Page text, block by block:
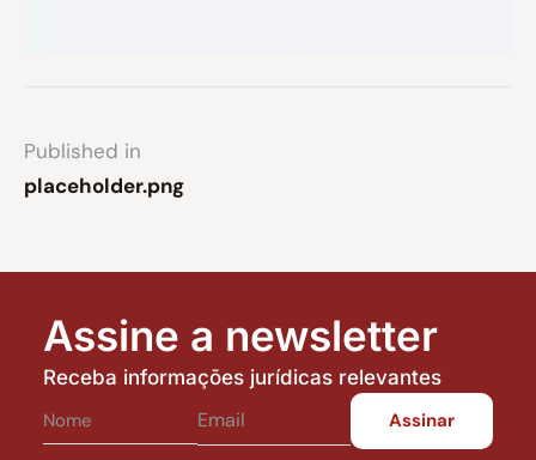
Published in
placeholder.png
Assine a newsletter
Receba informações jurídicas relevantes